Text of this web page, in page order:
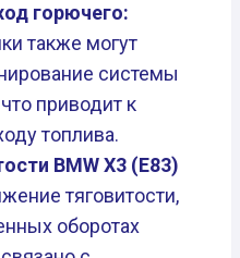
горючего:
также могут
системы
приводит к
топлива.
BMW X3 (E83)
тяговитости,
оборотах